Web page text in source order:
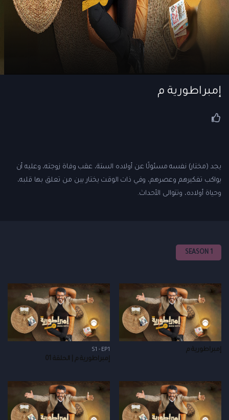
إمبراطورية م
يجد (مختار) نفسه مسئولًا عن أولاده الستة، عقب وفاة زوجته، وعليه أن
يواكب تفكيرهم وعصرهم، وفي ذات الوقت يختار بين من تعلق بها قلبه،
وحياة أولاده، وتتوالى الأحداث.
SEASON 1
إمبراطورية م S1 - EP1
إمبراطورية م | الحلقة 01